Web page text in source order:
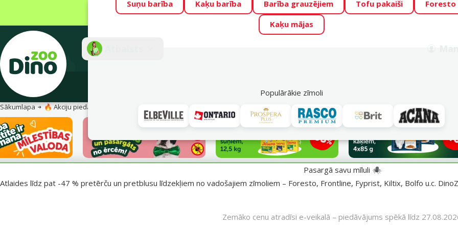
Visu mēnesi Dino Zoo piedāvā lieliskas cenas mīluļu TOP barībām! 🍖 →
Fotokonkurss “GADA ŪSAIŅI”! Varbūt tieši Tavs mīlulis būs 2027. gada
Suņu barība Kaķu barība Barība grauzējiem Tofu pakaiši
Foresto
Kaķu mājas
Populārākie zīmoli
Akciju piedāvājumi
Sākumlapa 🔥 Akciju piedāvājumi
Pasargā savu mīluli 🕷️
Atlaides līdz pat -47 % pretērču un pretblusu līdzekļiem no vadošajiem zīmoliem – Foresto, Frontline, Fyprist, Kiltix, Bolfo u.c.
Zemāko cenu atradīsi e-veikalā – piedāvājums spēkā līdz